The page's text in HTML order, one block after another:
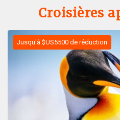
Croisières
Jusqu'à $US5500 de réduction